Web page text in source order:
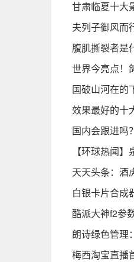
甘肃临夏十大
夫列子御风而
腹肌撕裂者是
世界今亮点！
国破山河在的
效果最好的十
国内会跟进吗
【环球热闻
天天头条：酒
白银卡片合成
酷派大神f2参
朗诗绿色管理
梅西淘宝直播